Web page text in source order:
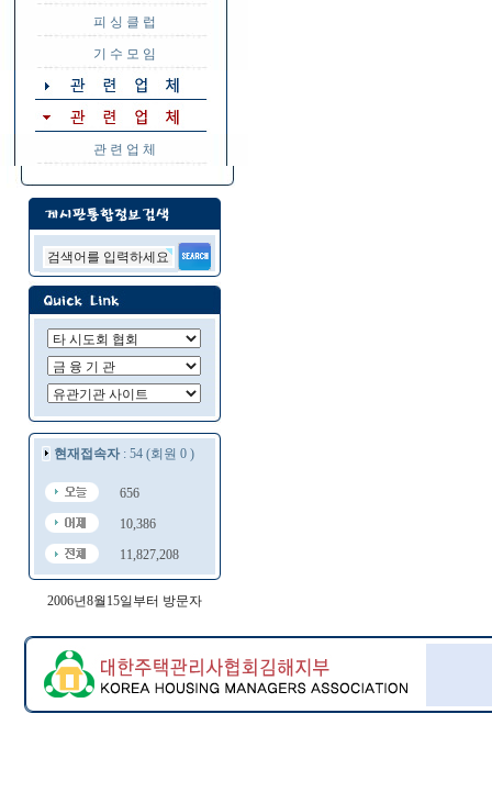
피 싱 클 럽
기 수 모 임
관 련 업 체
현재접속자: 54 (회원 0 )
656
10,386
11,827,208
2006년8월15일부터 방문자